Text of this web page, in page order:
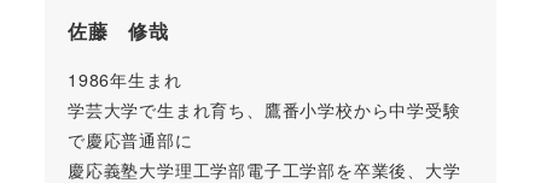
佐藤 修哉
1986年生まれ
学芸大学で生まれ育ち、鷹番小学校から中学受験
で慶応普通部に
慶応義塾大学理工学部電子工学部を卒業後、大学